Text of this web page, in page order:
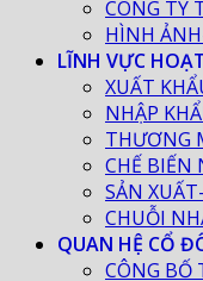
CÔNG TY
HÌNH
LĨNH VỰC
XUẤT
NHẬP
THƯƠNG
CHẾ BIẾN
SẢN
CHUỖI
QUAN HỆ CỔ
CÔNG BỐ